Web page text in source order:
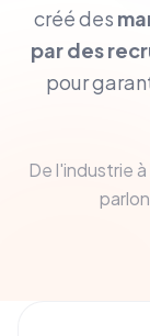
créé des
par des
pour
De l'industrie